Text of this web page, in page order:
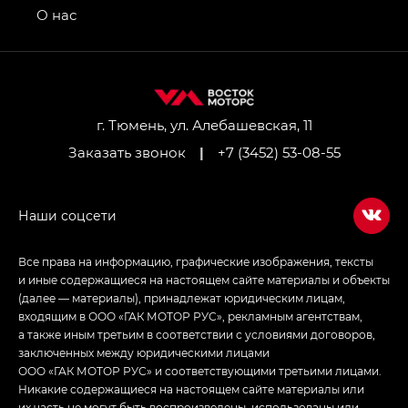
привод — GB AWD, Джи Эль Полный привод —
Джи Икс ПРЕМИУМ — GX PREMIUM, ЛАУНЖ —
LOUNGE
Empow — Эмпау (Empow) в комплектации
г. Тюмень, ул. Алебашевская, 11
Заказать звонок
| +7 (3452) 53-08-55
О нас
Все права на информацию, графические изображения, тексты
и иные содержащиеся на настоящем сайте материалы и объекты
(далее — материалы), принадлежат юридическим лицам,
входящим в ООО «ГАК МОТОР РУС», рекламным агентствам,
а также иным третьим в соответствии с условиями договоров,
заключенных между юридическими лицами
ООО «ГАК МОТОР РУС» и соответствующими третьими лицами.
Никакие содержащиеся на настоящем сайте материалы или